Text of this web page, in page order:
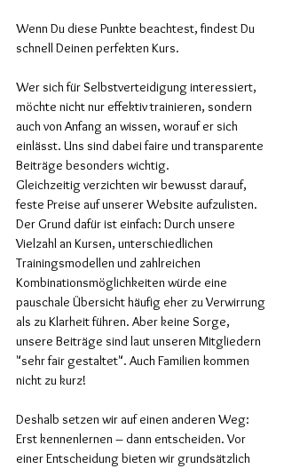
Wenn Du diese Punkte beachtest, findest Du
schnell Deinen perfekten Kurs.
Wer sich für Selbstverteidigung interessiert,
möchte nicht nur effektiv trainieren, sondern
auch von Anfang an wissen, worauf er sich
einlässt. Uns sind dabei faire und transparente
Beiträge besonders wichtig.
Gleichzeitig verzichten wir bewusst darauf,
feste Preise auf unserer Website aufzulisten.
Der Grund dafür ist einfach: Durch unsere
Vielzahl an Kursen, unterschiedlichen
Trainingsmodellen und zahlreichen
Kombinationsmöglichkeiten würde eine
pauschale Übersicht häufig eher zu Verwirrung
als zu Klarheit führen. Aber keine Sorge,
unsere Beiträge sind laut unseren Mitgliedern
"sehr fair gestaltet". Auch Familien kommen
nicht zu kurz!
Deshalb setzen wir auf einen anderen Weg:
Erst kennenlernen – dann entscheiden. Vor
einer Entscheidung bieten wir grundsätzlich